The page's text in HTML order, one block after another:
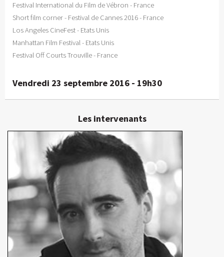
Festival International du Film de Vébron - France
Short film corner - Festival de Cannes 2016 - France
Los Angeles CineFest - Etats Unis
Manhattan Film Festival - Etats Unis
Festival Off Courts Trouville - France
Vendredi 23 septembre 2016 - 19h30
Les intervenants
David Coudyser
Réalisateur, scénariste